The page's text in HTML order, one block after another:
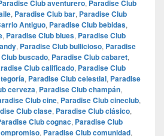
Club aventurero, Paradise Club
, Paradise Club bar, Paradise Club
Antiguo, Paradise Club bebidas,
, Paradise Club blues, Paradise Club
, Paradise Club bullicioso, Paradise
buscado, Paradise Club cabaret,
Club calificado, Paradise Club
, Paradise Club celestial, Paradise
cerveza, Paradise Club champán,
Club cine, Paradise Club cineclub,
Club clase, Paradise Club clásico,
Club cognac, Paradise Club
, Paradise Club comunidad,